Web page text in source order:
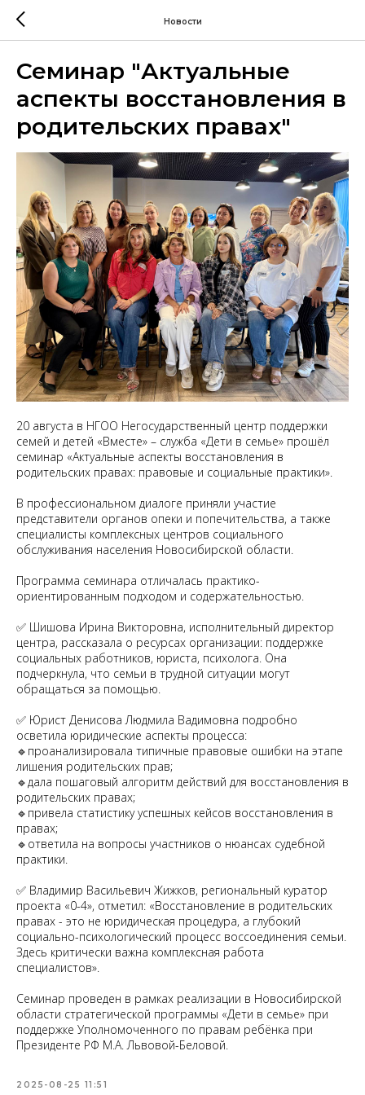
Новости
Семинар "Актуальные
аспекты восстановления в
родительских правах"
20 августа в НГОО Негосударственный центр поддержки
семей и детей «Вместе» – служба «Дети в семье» прошёл
семинар «Актуальные аспекты восстановления в
родительских правах: правовые и социальные практики».
В профессиональном диалоге приняли участие
представители органов опеки и попечительства, а также
специалисты комплексных центров социального
обслуживания населения Новосибирской области.
Программа семинара отличалась практико-
ориентированным подходом и содержательностью.
✅ Шишова Ирина Викторовна, исполнительный директор
центра, рассказала о ресурсах организации: поддержке
социальных работников, юриста, психолога. Она
подчеркнула, что семьи в трудной ситуации могут
обращаться за помощью.
✅ Юрист Денисова Людмила Вадимовна подробно
осветила юридические аспекты процесса:
🔹проанализировала типичные правовые ошибки на этапе
лишения родительских прав;
🔹дала пошаговый алгоритм действий для восстановления в
родительских правах;
🔹привела статистику успешных кейсов восстановления в
правах;
🔹ответила на вопросы участников о нюансах судебной
практики.
✅ Владимир Васильевич Жижков, региональный куратор
проекта «0-4», отметил: «Восстановление в родительских
правах - это не юридическая процедура, а глубокий
социально-психологический процесс воссоединения семьи.
Здесь критически важна комплексная работа
специалистов».
Семинар проведен в рамках реализации в Новосибирской
области стратегической программы «Дети в семье» при
поддержке Уполномоченного по правам ребёнка при
Президенте РФ М.А. Львовой-Беловой.
2025-08-25 11:51